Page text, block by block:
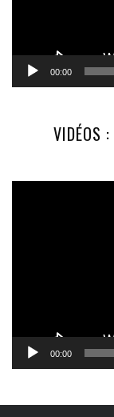
00:00
VIDÉOS
00:00